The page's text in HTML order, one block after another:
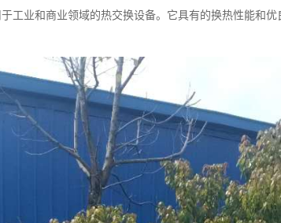
工业和商业领域的热交换设备。它具有的换热性能和